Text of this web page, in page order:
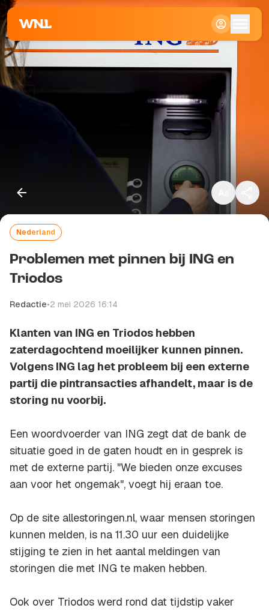
Klein
Groot
Nederland
Problemen met pinnen bij ING en
Triodos
Redactie•2 mei 2026 16:14
Klanten van ING en Triodos hebben
zaterdagochtend moeilijker kunnen pinnen.
Volgens ING lag het probleem bij een externe
partij die pintransacties afhandelt, maar is de
storing nu voorbij.
Een woordvoerder van ING zegt dat de bank de
situatie goed in de gaten houdt en in gesprek is
met de externe partij. "We bieden onze excuses
aan voor het ongemak", voegt hij eraan toe.
Op de site allestoringen.nl, waar mensen storingen
kunnen melden, is na 11.30 uur een duidelijke
stijging te zien in het aantal meldingen van
storingen die met ING te maken hebben.
Ook over Triodos werd rond dat tijdstip vaker